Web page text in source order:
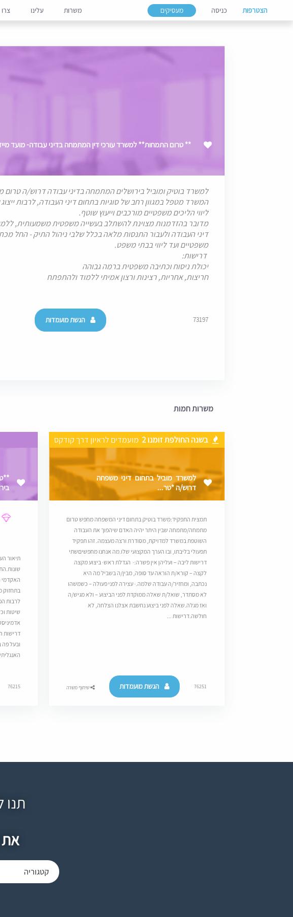
הצטרפות כניסה מעסיקים משרות עלינו
** טרום התמחות** למשרד עורכי דין המתמחה בדיני עבודה- מועד
למשרד בוטיק ומוביל בירושלים המתמחה בדיני עבודה דרוש/ה טרום
המשרד מטפל במגוון רחב של סוגיות בתחום דיני העבודה, לרבות
ליווי הליכים משפטיים מורכבים וייעוץ שוטף.
מדובר בהזדמנות מצוינת להשתלב בעשייה משפטית משמעותית,
דיני העבודה ולעבור התנסות מלאה בכלל שלבי ניהול התיק - החל
משפטיים ועד ליווי בבתי משפט.
דרישות:
יכולת ניסוח וכתיבה משפטית ברמה גבוהה
חריצות, אחריות, רצינות ורצון אמיתי ללמוד ולהתפתח
73197 הגשת מועמדות
משרות חמות
בשנה החולפת זומנו 2 מועמדים לראיון דרך קודקס
למשרד מוביל בתחום דיני משפחה
דרוש/ה *טר...
תמצית התפקיד:משרד בוטיק בתחום דיני המשפחה מחפש טרום
מתמחה/מתמחה שבין היתר יהיה האדם שיהפוך את העבודה
השוטפת במשרד למדויקת, מסודרת ורצה מעצמה. זהו תפקיד
תפעולי בליבתו, ובו הערך המקצועי שלו.מה אנחנו מחפשיםשתי
דרישות ליבה – ועליהן אין פשרה:· הגדלת ראש· ביצוע מקצה
לקצה – קורא/ת הוראה עד סופה, מבין/ה בשביל מה היא
נכתבה, ומחזיר/ה עבודה שלמה.· עצירה לפני פעולה – כשמשהו
לא מסתדר, שואל/ת שאלה ממוקדת לפני הביצוע – ולא מגיש/ה
ואז מגלה.שאלה לפני ביצוע נחשבת אצלנו הצלחה, לא
חולשה.דרישות ...
76251 הגשת מועמדות שיתוף משרה
תיאור
האקדמי
בתחזוק
לרבות
שיטות
דרישות
ובעל פה
76215
תנו
קטגוריה